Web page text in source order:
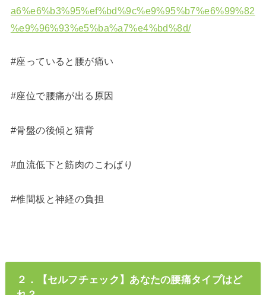
a6%e6%b3%95%ef%bd%9c%e9%95%b7%e6%99%82
%e9%96%93%e5%ba%a7%e4%bd%8d/
#座っていると腰が痛い
#座位で腰痛が出る原因
#骨盤の後傾と猫背
#血流低下と筋肉のこわばり
#椎間板と神経の負担
２．【セルフチェック】あなたの腰痛タイプはど